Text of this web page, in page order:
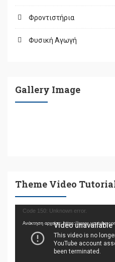
Φροντιστήρια
Φυσική Αγωγή
Gallery Image
Theme Video
Πρόγραμμα
Αναπαραγωγής
Βίντεο
Code 150: Unknown error.
Ανάκτηση αρχείου: https://